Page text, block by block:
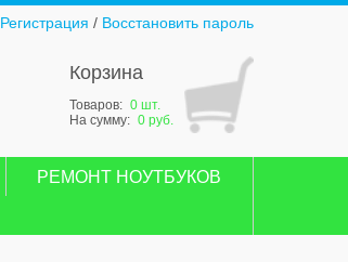
Регистрация / Восстановить пароль
Корзина
Товаров: 0 шт.
На сумму: 0 руб.
РЕМОНТ НОУТБУКОВ